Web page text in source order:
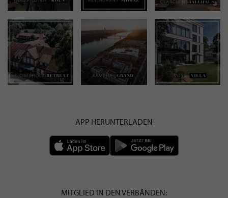
APP HERUNTERLADEN
MITGLIED IN DEN VERBÄNDEN: